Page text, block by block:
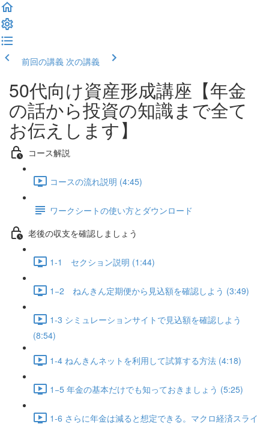
前回の講義 次の講義
50代向け資産形成講座【年金
の話から投資の知識まで全て
お伝えします】
コース解説
コースの流れ説明 (4:45)
ワークシートの使い方とダウンロード
老後の収支を確認しましょう
1-1 セクション説明 (1:44)
1−2 ねんきん定期便から見込額を確認しよう (3:49)
1-3 シミュレーションサイトで見込額を確認しよう
(8:54)
1-4 ねんきんネットを利用して試算する方法 (4:18)
1−5 年金の基本だけでも知っておきましょう (5:25)
1-6 さらに年金は減ると想定できる。マクロ経済スライ